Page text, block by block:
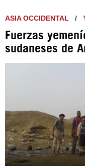
ASIA OCCIDENTAL /
Fuerzas
sudaneses de